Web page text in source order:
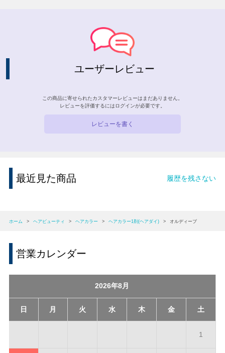
ユーザーレビュー
この商品に寄せられたカスタマーレビューはまだありません。
レビューを評価するには ログインが必要です。
レビューを書く
最近見た商品 履歴を残さない
ホーム > ヘアビューティ > ヘアカラー > ヘアカラー1剤(ヘアダイ) > オルディーブ
営業カレンダー
2026年8月
日 月 火 水 木 金 土
1